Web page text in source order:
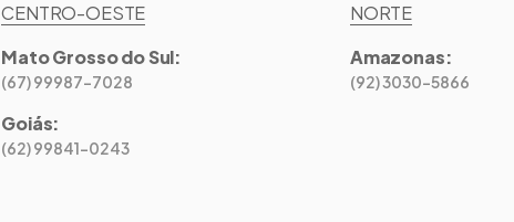
CENTRO-OESTE
Mato Grosso do Sul:
(67) 99987-7028
Goiás:
(62) 99841-0243
NORTE
Amazonas:
(92) 3030-5866